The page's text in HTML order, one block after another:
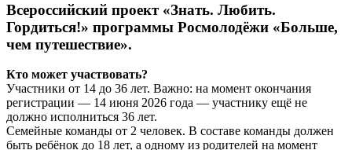
Всероссийский проект «Знать. Любить.
Гордиться!» программы Росмолодёжи «Больше,
чем путешествие».
Кто может участвовать?
Участники от 14 до 36 лет. Важно: на момент окончания
регистрации — 14 июня 2026 года — участнику ещё не
должно исполниться 36 лет.
Семейные команды от 2 человек. В составе команды должен
быть ребёнок до 18 лет, а одному из родителей на момент